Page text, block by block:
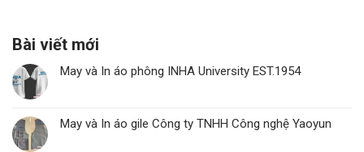
Bài viết mới
May và In áo phông INHA University EST.1954
May và In áo gile Công ty TNHH Công nghệ Yaoyun